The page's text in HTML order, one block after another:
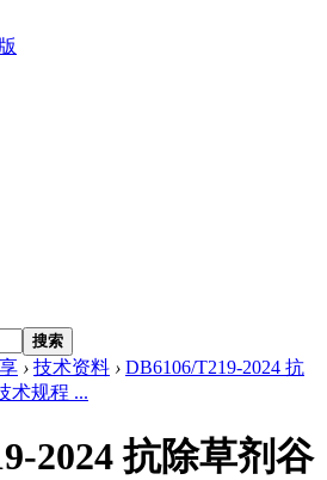
搜索
› 技术资料 › DB6106/T219-2024 抗
术规程 ...
2024 抗除草剂谷